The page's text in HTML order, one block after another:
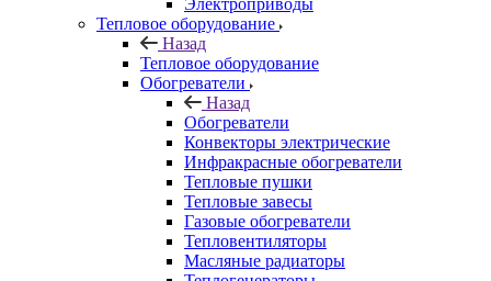
Электроприводы
Тепловое оборудование
Назад
Тепловое оборудование
Обогреватели
Назад
Обогреватели
Конвекторы электрические
Инфракрасные обогреватели
Тепловые пушки
Тепловые завесы
Газовые обогреватели
Тепловентиляторы
Масляные радиаторы